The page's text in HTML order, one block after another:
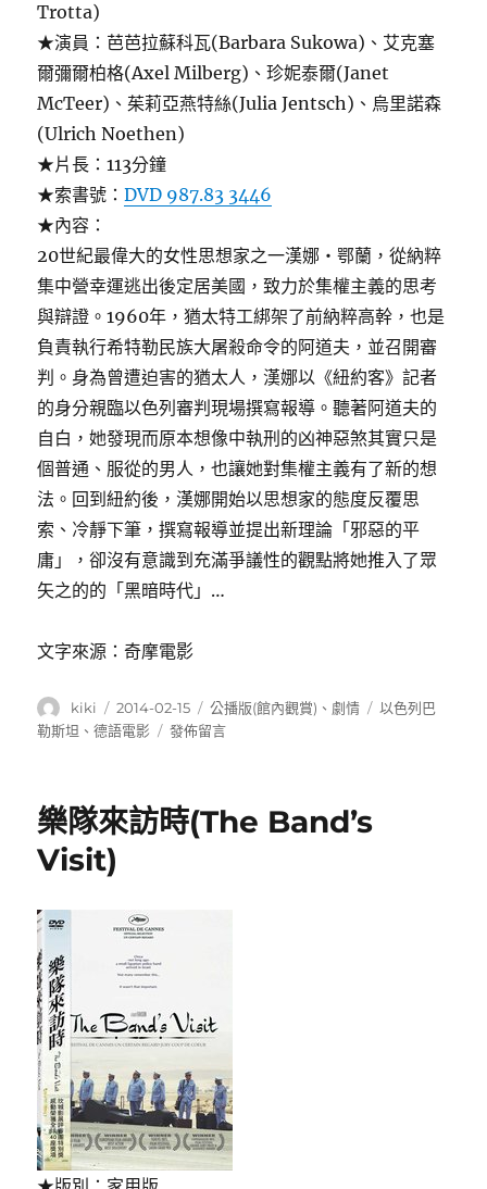
Trotta)
★演員：芭芭拉蘇科瓦(Barbara Sukowa)、艾克塞
爾彌爾柏格(Axel Milberg)、珍妮泰爾(Janet
McTeer)、茱莉亞燕特絲(Julia Jentsch)、烏里諾森
(Ulrich Noethen)
★片長：113分鐘
★索書號：DVD 987.83 3446
★內容：
20世紀最偉大的女性思想家之一漢娜‧鄂蘭，從納粹
集中營幸運逃出後定居美國，致力於集權主義的思考
與辯證。1960年，猶太特工綁架了前納粹高幹，也是
負責執行希特勒民族大屠殺命令的阿道夫，並召開審
判。身為曾遭迫害的猶太人，漢娜以《紐約客》記者
的身分親臨以色列審判現場撰寫報導。聽著阿道夫的
自白，她發現而原本想像中執刑的凶神惡煞其實只是
個普通、服從的男人，也讓她對集權主義有了新的想
法。回到紐約後，漢娜開始以思想家的態度反覆思
索、冷靜下筆，撰寫報導並提出新理論「邪惡的平
庸」，卻沒有意識到充滿爭議性的觀點將她推入了眾
矢之的的「黑暗時代」…
文字來源：奇摩電影
作
者
kiki
發
佈
2014-02-15
分
類
公播版(館內觀賞) 、 劇情
標
以色列巴
勒斯坦 、德語電影
在
蘭：
發佈留言
樂隊來訪時(The Band’s
Visit)